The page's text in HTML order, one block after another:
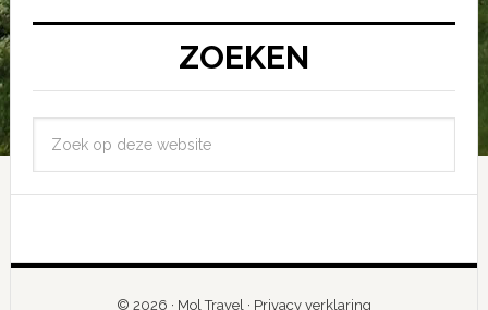
ZOEKEN
© 2026 · Mol Travel · Privacy verklaring